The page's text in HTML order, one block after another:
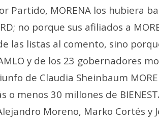
Partido, MORENA los hubiera
no porque sus afiliados a
las listas al comento, sino
y de los 23 gobernadores
de Claudia Sheinbaum
menos 30 millones de
Moreno, Marko Cortés y